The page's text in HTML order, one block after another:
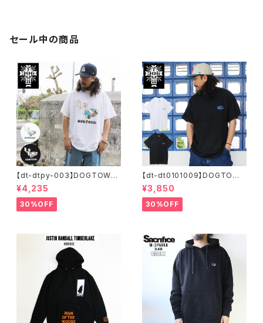
セール中の商品
【dt-dtpy-003】DOGTOWN
ドッグタウン POPEYE SKATE
S/S T-SHIRTS ポパイ 半袖 シ
ョートスリーブT 大きいサイズ
半袖 M L XL 大きめ デザイン
¥4,235
30%OFF
【dt-dt0101009】DOGTOWN
ドッグタウン D.T.S. POCKET
S/S T-SHIRTS 半袖 ショート
スリーブT 大きいサイズ 半袖 M
L XL 大きめ デザイン プリント
¥3,850
30%OFF